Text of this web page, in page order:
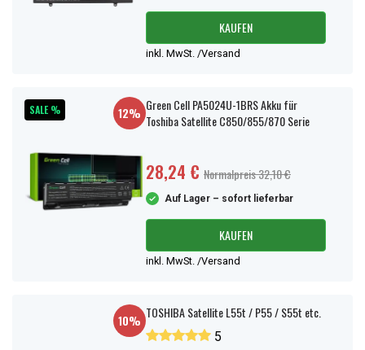
KAUFEN
inkl. MwSt. /Versand
SALE % 12% Green Cell PA5024U-1BRS Akku für
Toshiba Satellite C850/855/870 Serie
28,24 € Normalpreis 32,10 €
Auf Lager – sofort lieferbar
KAUFEN
inkl. MwSt. /Versand
10% TOSHIBA Satellite L55t / P55 / S55t etc.
5